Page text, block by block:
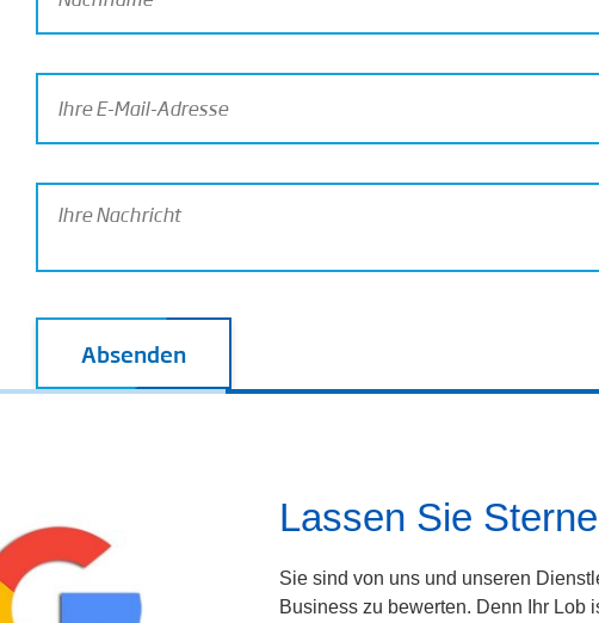
Absenden
Lassen Sie
Sie sind von uns und unseren
Business zu bewerten. Denn Ihr Lob